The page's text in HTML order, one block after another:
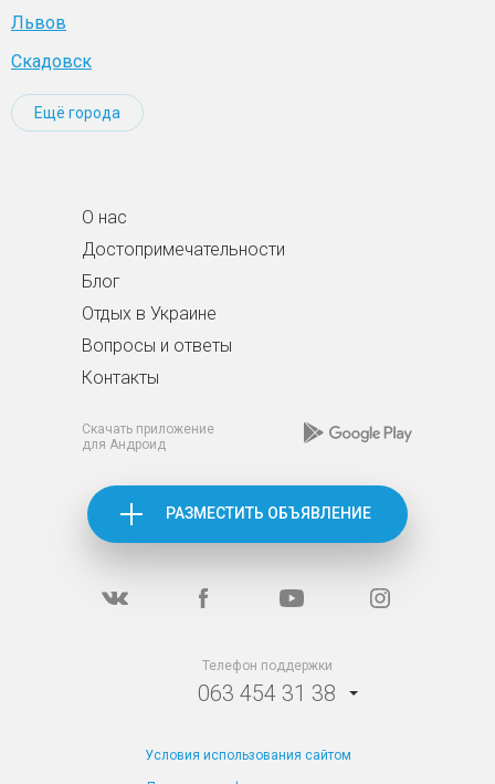
Львов
Скадовск
Ещё города
О нас
Достопримечательности
Блог
Отдых в Украине
Вопросы и ответы
Контакты
Скачать приложение
для Андроид
РАЗМЕСТИТЬ ОБЪЯВЛЕНИЕ
Телефон поддержки
063 454 31 38
Условия использования сайтом